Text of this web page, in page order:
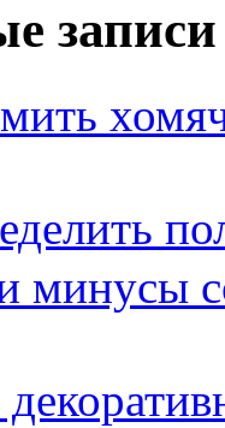
записи
минусы